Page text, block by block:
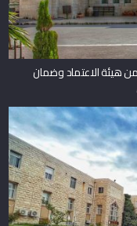
هيئة الاعتماد وضمان